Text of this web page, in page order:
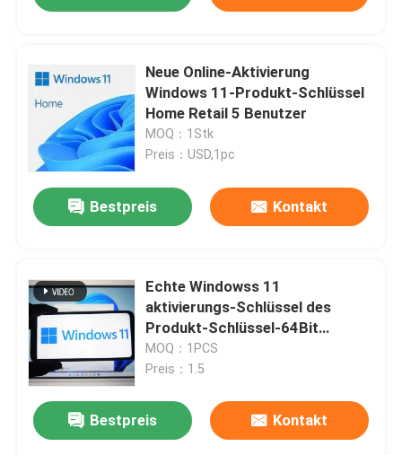
Neue Online-Aktivierung
Windows 11-Produkt-Schlüssel
Home Retail 5 Benutzer
MOQ：1Stk
Preis：USD,1pc
Bestpreis Kontakt
Echte Windowss 11
aktivierungs-Schlüssel des
Produkt-Schlüssel-64Bit
mehrsprachige Prodes gewinn-
11
MOQ：1PCS
Preis：1.5
Bestpreis Kontakt